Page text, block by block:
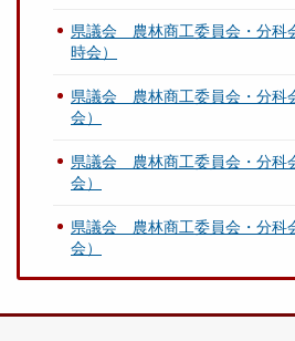
県議会 農林商工委員会・分
時会）
県議会 農林商工委員会・分科
会）
県議会 農林商工委員会・分科
会）
県議会 農林商工委員会・分科
会）